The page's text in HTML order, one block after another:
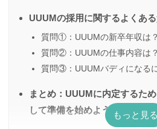
UUUMの採用に関するよくあ
質問①：UUUMの新卒年収は？
質問②：UUUMの仕事内容は？
質問③：UUUMバディになる
まとめ：UUUMに内定するた
して準備を始めよう